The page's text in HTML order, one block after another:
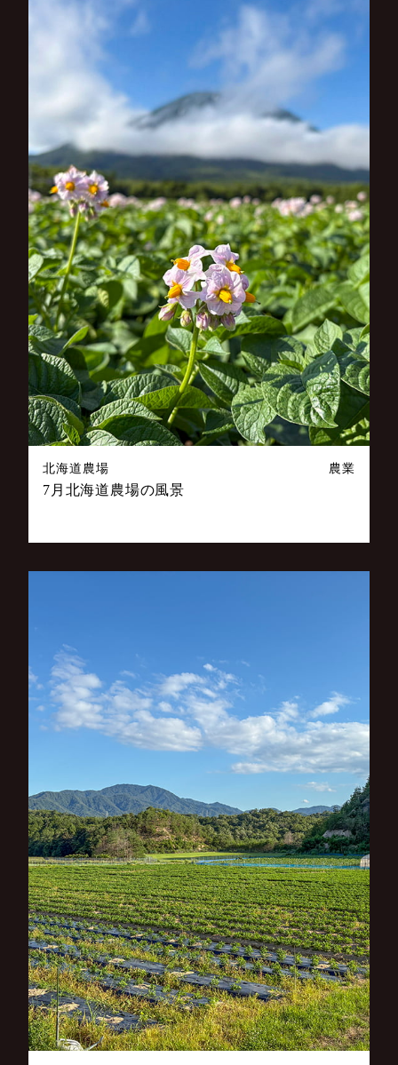
シ
北海道農場 農業
7月北海道農場の風景